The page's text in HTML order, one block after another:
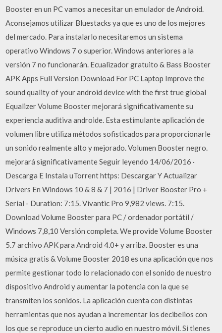
Booster en un PC vamos a necesitar un emulador de Android.
Aconsejamos utilizar Bluestacks ya que es uno de los mejores
del mercado. Para instalarlo necesitaremos un sistema
operativo Windows 7 o superior. Windows anteriores a la
versión 7 no funcionarán. Ecualizador gratuito & Bass Booster
APK Apps Full Version Download For PC Laptop Improve the
sound quality of your android device with the first true global
Equalizer Volume Booster mejorará significativamente su
experiencia auditiva androide. Esta estimulante aplicación de
volumen libre utiliza métodos sofisticados para proporcionarle
un sonido realmente alto y mejorado. Volumen Booster negro.
mejorará significativamente Seguir leyendo 14/06/2016 ·
Descarga E Instala uTorrent https: Descargar Y Actualizar
Drivers En Windows 10 & 8 & 7 | 2016 | Driver Booster Pro +
Serial - Duration: 7:15. Vivantic Pro 9,982 views. 7:15.
Download Volume Booster para PC / ordenador portátil /
Windows 7,8,10 Versión completa. We provide Volume Booster
5.7 archivo APK para Android 4.0+ y arriba. Booster es una
música gratis & Volume Booster 2018 es una aplicación que nos
permite gestionar todo lo relacionado con el sonido de nuestro
dispositivo Android y aumentar la potencia con la que se
transmiten los sonidos. La aplicación cuenta con distintas
herramientas que nos ayudan a incrementar los decibelios con
los que se reproduce un cierto audio en nuestro móvil. Si tienes